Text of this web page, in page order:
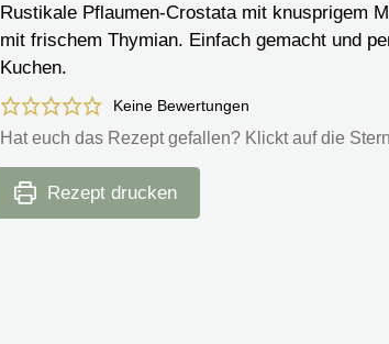
Rustikale Pflaumen-Crostata mit knusprigem
mit frischem Thymian. Einfach gemacht und
Kuchen.
Keine Bewertungen
Hat euch das Rezept gefallen? Klickt auf die
Rezept drucken